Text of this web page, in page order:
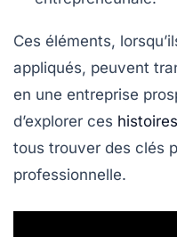
Ces éléments,
appliqués, peuvent
en une entreprise
d’explorer ces
tous trouver des clés
professionnelle.